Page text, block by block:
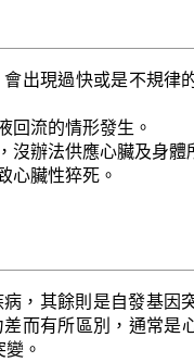
出現過快或是不規律
回流的情形發生。
沒辦法供應心臟及身體
心臟性猝死。
，其餘則是自發基因
而有所區別，通常是
。